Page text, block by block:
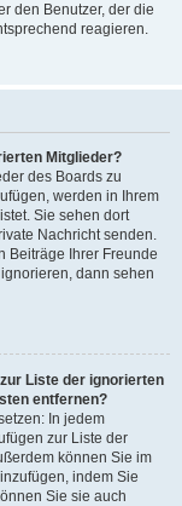
den Benutzer, der die
reagieren.
Mitglieder?
des Boards zu
werden in Ihrem
Sie sehen dort
Nachricht senden.
Beiträge Ihrer Freunde
dann sehen
Liste der ignorierten
entfernen?
In jedem
zur Liste der
können Sie im
indem Sie
Sie sie auch